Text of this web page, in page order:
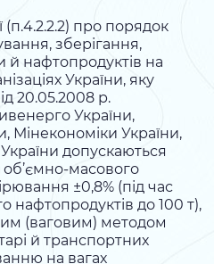
(п.4.2.2.2) про порядок
зберігання,
й нафтопродуктів на
України, яку
20.05.2008 р.
України,
Мінекономіки України,
допускаються
об’ємно-масового
±0,8% (під час
нафтопродуктів до 100 т),
(ваговим) методом
й транспортних
на вагах